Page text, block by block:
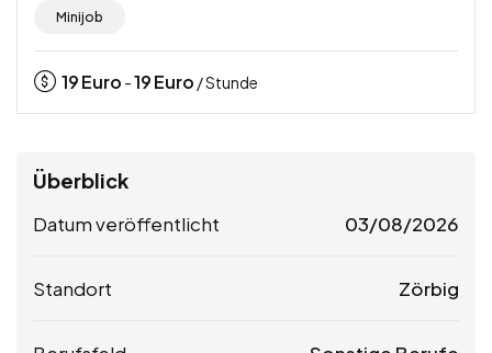
Minijob
19Euro -19Euro / Stunde
Überblick
Datum veröffentlicht 03/08/2026
Standort Zörbig